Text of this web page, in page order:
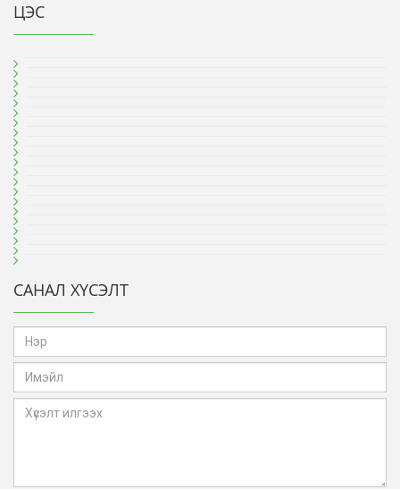
ЦЭС
САНАЛ ХҮСЭЛТ